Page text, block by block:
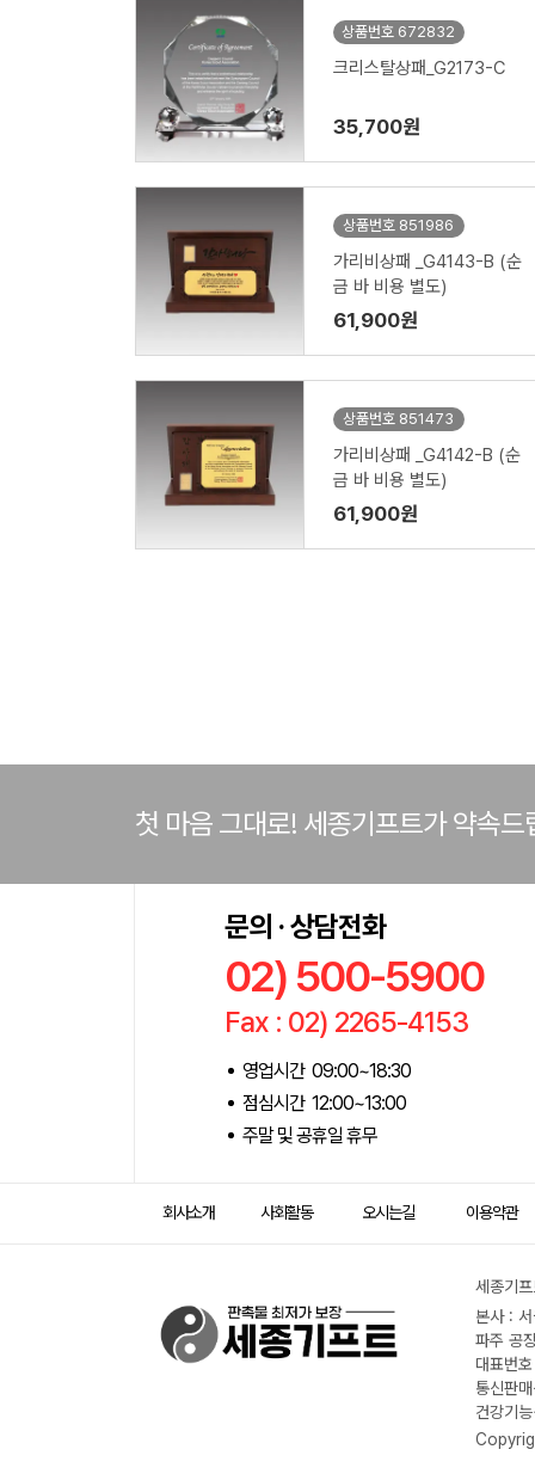
상품번호 672832
크리스탈상패_G2173-C
35,700원
상품번호 851986
가리비상패 _G4143-B (순
금 바 비용 별도)
61,900원
상품번호 851473
가리비상패 _G4142-B (순
금 바 비용 별도)
61,900원
첫 마음 그대로! 세종기프트가 약속드
문의 · 상담전화
02) 500-5900
Fax : 02) 2265-4153
영업시간 09:00~18:30
점심시간 12:00~13:00
주말 및 공휴일 휴무
회사소개 사회활동 오시는길 이용약관
세종기
본사 :
파주 공
대표번
통신판
건강기